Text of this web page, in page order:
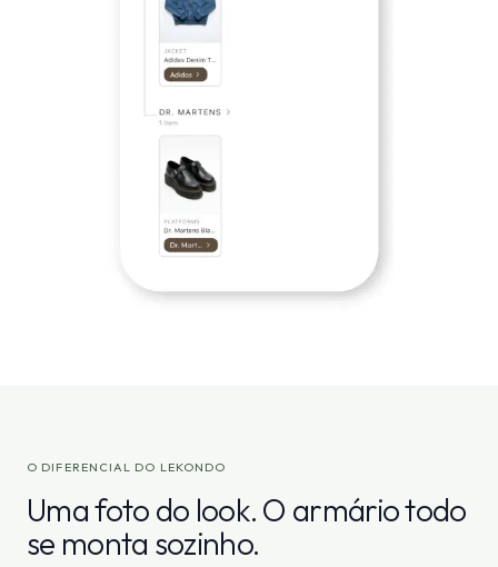
O DIFERENCIAL DO LEKONDO
Uma foto do look. O armário todo
se monta sozinho.